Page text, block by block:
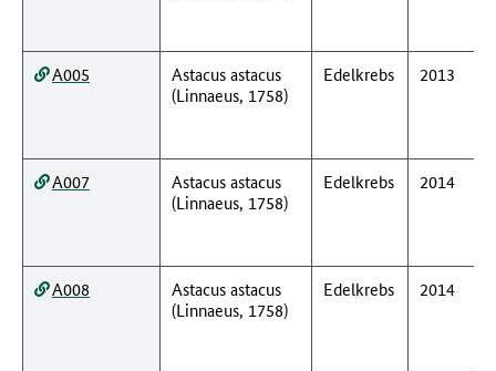
A005
Astacus astacus
(Linnaeus, 1758)
Edelkrebs 2013
A007
Astacus astacus
(Linnaeus, 1758)
Edelkrebs 2014
A008
Astacus astacus
(Linnaeus, 1758)
Edelkrebs 2014